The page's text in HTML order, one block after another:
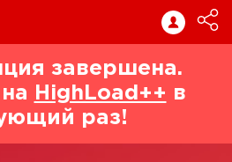
завершена.
HighLoad++ в
раз!